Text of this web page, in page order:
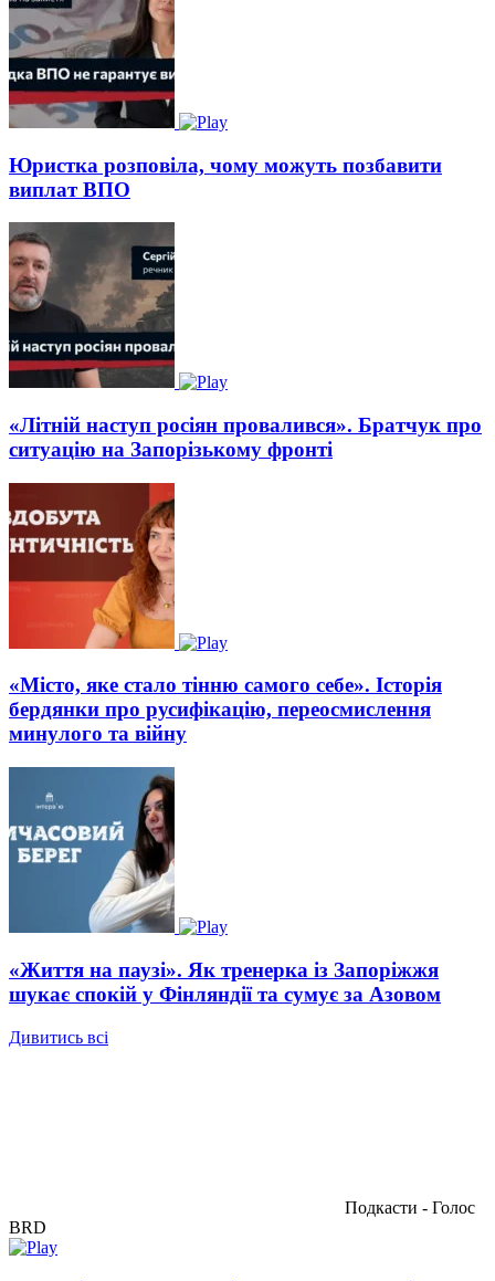
Юристка розповіла, чому можуть позбавити
виплат ВПО
«Літній наступ росіян провалився». Братчук про
ситуацію на Запорізькому фронті
«Місто, яке стало тінню самого себе». Історія
бердянки про русифікацію, переосмислення
минулого та війну
«Життя на паузі». Як тренерка із Запоріжжя
шукає спокій у Фінляндії та сумує за Азовом
Дивитись всі
Подкасти - Голос
BRD